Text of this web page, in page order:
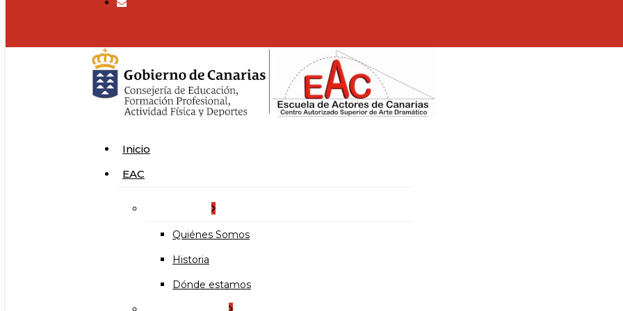
search
Menu
Inicio
EAC
Quiénes Somos
Historia
Dónde estamos